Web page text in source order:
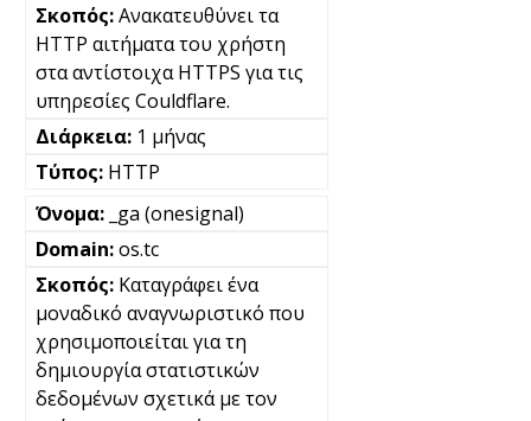
Ανακατευθύνει τα
HTTP αιτήματα του χρήστη
στα αντίστοιχα HTTPS για τις
υπηρεσίες Couldflare.
1 μήνας
HTTP
_ga (onesignal)
os.tc
Καταγράφει ένα
μοναδικό αναγνωριστικό που
χρησιμοποιείται για τη
δημιουργία στατιστικών
δεδομένων σχετικά με τον